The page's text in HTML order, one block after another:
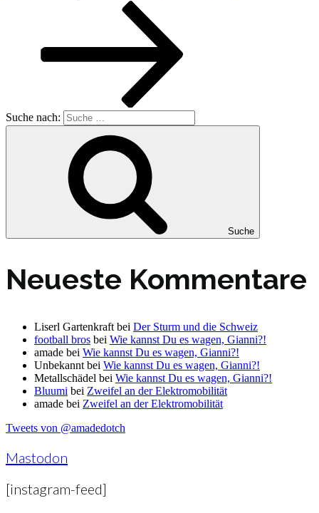
Suche nach:
Suche
Neueste Kommentare
Liserl Gartenkraft bei Der Sturm und die Schweiz
football bros bei Wie kannst Du es wagen, Gianni?!
amade bei Wie kannst Du es wagen, Gianni?!
Unbekannt bei Wie kannst Du es wagen, Gianni?!
Metallschädel bei Wie kannst Du es wagen, Gianni?!
Bluumi bei Zweifel an der Elektromobilität
amade bei Zweifel an der Elektromobilität
Tweets von @amadedotch
Mastodon
[instagram-feed]